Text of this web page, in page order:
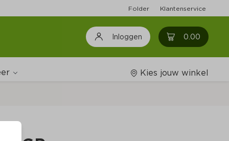
Folder Klantenservice
Inloggen 0.00 0
Wijnshop
Kies jouw winkel